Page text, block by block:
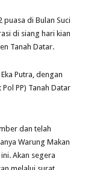
puasa di Bulan Suci
di siang hari kian
Tanah Datar.
Putra, dengan
PP) Tanah Datar
dan telah
Warung Makan
Akan segera